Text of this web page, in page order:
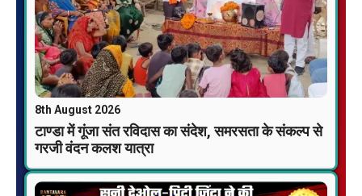
8th August 2026
टाण्डा में गूंजा संत रविदास का संदेश, समरसता के संकल्प से
गरजी वंदन कलश यात्रा